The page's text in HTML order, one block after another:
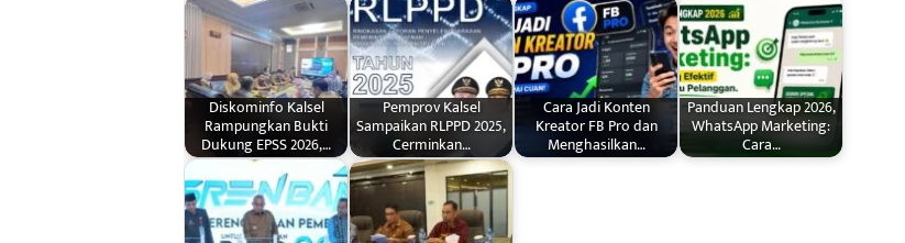
Diskominfo Kalsel
Rampungkan Bukti
Dukung EPSS 2026,…
Pemprov Kalsel
Sampaikan RLPPD 2025,
Cerminkan…
Cara Jadi Konten
Kreator FB Pro dan
Menghasilkan…
Panduan Lengkap 2026,
WhatsApp Marketing:
Cara…